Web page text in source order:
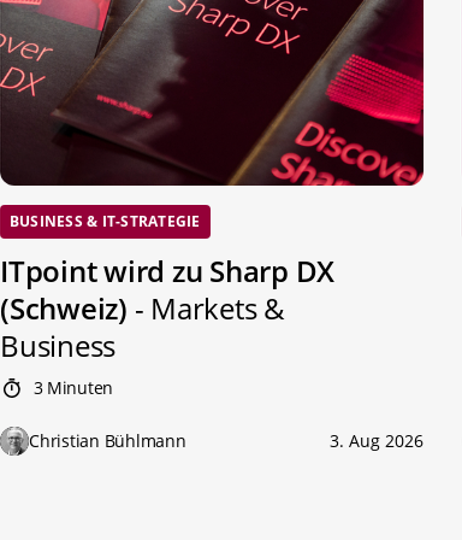
BUSINESS & IT-STRATEGIE
ITpoint wird zu Sharp DX
(Schweiz) - Markets &
Business
3 Minuten
Christian Bühlmann 3. Aug 2026